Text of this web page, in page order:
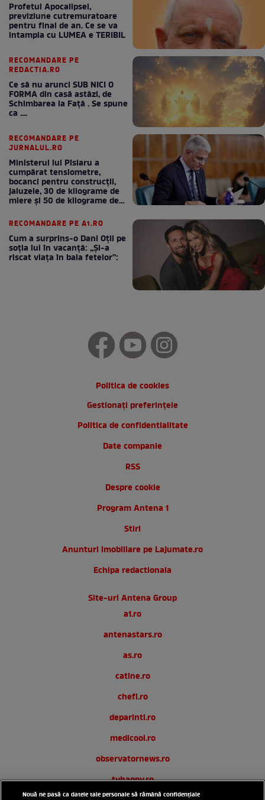
Profetul Apocalipsei,
previziune cutremuratoare
pentru final de an. Ce se va
intampla cu LUMEA e TERIBIL
RECOMANDARE PE
REDACTIA.RO
Ce să nu arunci SUB NICI O
FORMA din casă astăzi, de
Schimbarea la Față . Se spune
ca ....
RECOMANDARE PE
JURNALUL.RO
Ministerul lui Pîslaru a
cumpărat tensiometre,
bocanci pentru construcții,
jaluzele, 30 de kilograme de
miere și 50 de kilograme de
RECOMANDARE PE A1.RO
Cum a surprins-o Dani Oțil pe
soția lui în vacanță: „Și-a
riscat viața în baia fetelor”:
Politica de cookies
Gestionați preferințele
Politica de confidentialitate
Date companie
RSS
Despre cookie
Program Antena 1
Stiri
Anunturi imobiliare pe Lajumate.ro
Echipa redactionala
Site-uri Antena Group
a1.ro
antenastars.ro
as.ro
catine.ro
chefi.ro
deparinti.ro
medicool.ro
observatornews.ro
tvhappy.ro
Nouă ne pasă ca datele tale personale să rămână confidențiale